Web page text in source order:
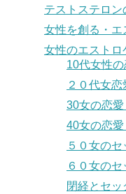
テストステロ
女性を創る・エ
女性のエストロ
10代女性
２０代女恋
30女の恋
40女の恋
５０女の
６０女の
閉経とセッ